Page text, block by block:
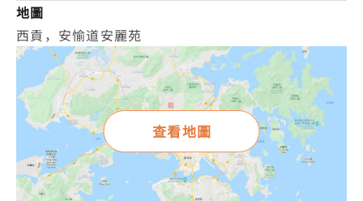
地圖
西貢，安愉道安麗苑
查看地圖